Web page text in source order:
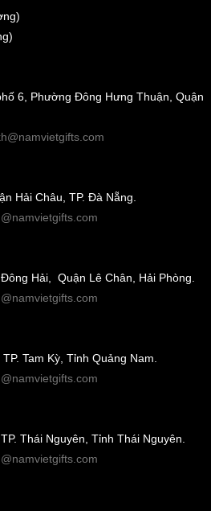
6, Phường Đông Hưng Thuận, Quận
Hải Châu, TP. Đà Nẵng
Hải, Quận Lê Chân, Hải Phòng
Tam Kỳ, Tỉnh Quảng Nam
Thái Nguyên, Tỉnh Thái Nguyên.